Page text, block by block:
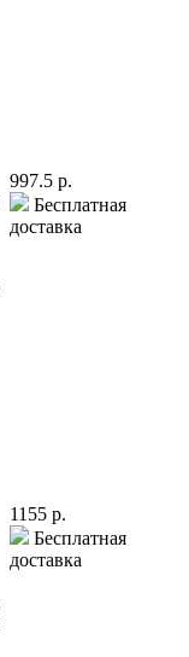
997.5 р.
Бесплатная
доставка
1155 р.
Бесплатная
доставка